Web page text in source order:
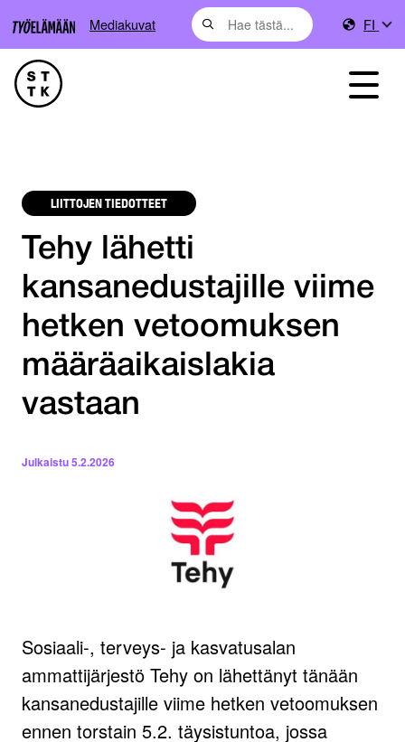
Mediakuvat FI
LIITTOJEN TIEDOTTEET
Tehy lähetti
kansanedustajille viime
hetken vetoomuksen
määräaikaislakia
vastaan
Julkaistu5.2.2026
Sosiaali-, terveys- ja kasvatusalan
ammattijärjestö Tehy on lähettänyt tänään
kansanedustajille viime hetken vetoomuksen
ennen torstain 5.2. täysistuntoa, jossa